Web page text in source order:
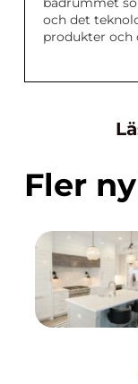
och det
produkter och
Fler